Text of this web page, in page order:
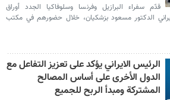
قدّم سفراء البرازيل وفرنسا وسلوفاكيا الجدد أوراق
الدكتور مسعود بزشكيان، خلال حضورهم في مكتب
الرئيس الايراني يؤكد على تعزيز التفاعل مع
الدول الأخرى على أساس المصالح
المشتركة ومبدأ الربح للجميع